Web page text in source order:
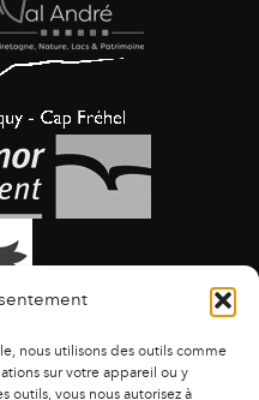
nous utilisons des outils comme
sur votre appareil ou y
outils, vous nous autorisez à